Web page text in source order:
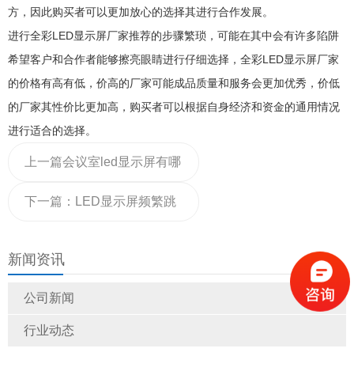
新闻资讯
公司新闻
行业动态
方，因此购买者可以更加放心的选择其进行合作发展。
进行全彩LED显示屏厂家推荐的步骤繁琐，可能在其中会有许多陷阱
希望客户和合作者能够擦亮眼睛进行仔细选择，全彩LED显示屏厂家
的价格有高有低，价高的厂家可能成品质量和服务会更加优秀，价低
的厂家其性价比更加高，购买者可以根据自身经济和资金的通用情况
进行适合的选择。
上一篇会议室led显示屏有哪
些
下一篇： LED显示屏频繁跳